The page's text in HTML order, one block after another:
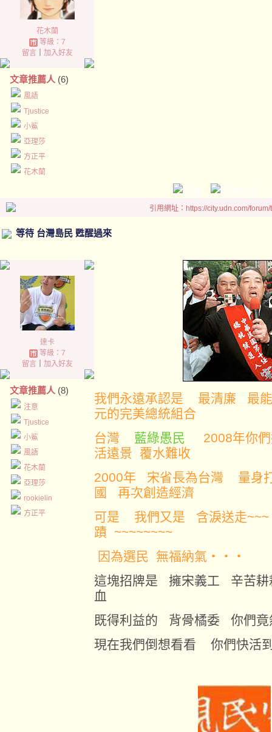
花木蘭
等級：7
留言｜ 加入好友
文章推薦人 (6)
風語
Tjustice
小鯊
亞理莎
方正平
花木蘭
引用網址：https://city.udn.com/
等待 台灣島民 甦醒過來
達卡
等級：7
留言｜ 加入好友
文章推薦人 (8)
注意
Tjustice
小鯊
風語
花木蘭
亞理莎
rookielin
方正平
我們永遠承認是 最清廉 最
元的完美總統組合
台灣 藍綠愚民 2008年你
活遠景 覆水難收
2000年 宋省長為台灣 量身
國 再次創造經濟
可是 我們又是 含淚送走
蹟 ~~~~~~~~
因為選民 無福納氣‧‧‧
這塊招牌是 擁宋義工 辛苦
血
既得利益的 背骨橘委 你們
現在我們倒想看看 你們快活